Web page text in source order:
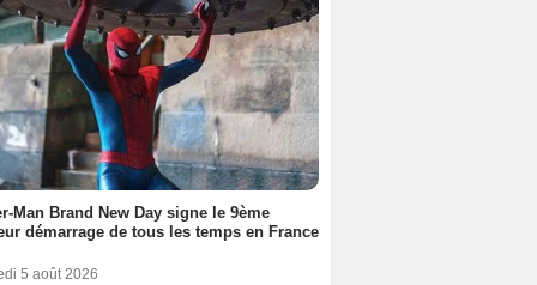
Man Brand New Day signe le 9ème
démarrage de tous les temps en France
5 août 2026